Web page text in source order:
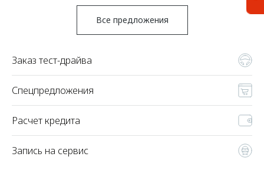
Все предложения
Заказ тест-драйва
Спецпредложения
Расчет кредита
Запись на сервис